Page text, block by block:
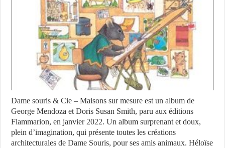
Dame souris & Cie – Maisons sur mesure est un album de
George Mendoza et Doris Susan Smith, paru aux éditions
Flammarion, en janvier 2022. Un album surprenant et doux,
plein d’imagination, qui présente toutes les créations
architecturales de Dame Souris, pour ses amis animaux. Héloïse